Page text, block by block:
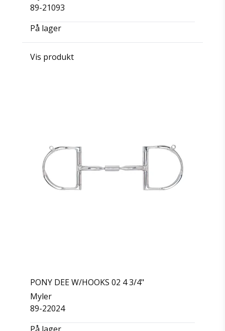
89-21093
På lager
Vis produkt
PONY DEE W/HOOKS 02 4 3/4"
Myler
89-22024